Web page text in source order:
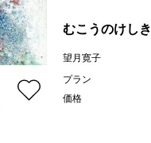
むこうのけしき
望月寛子
プラン
価格